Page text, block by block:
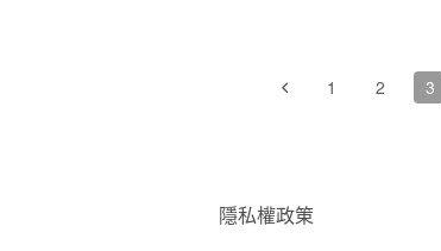
1 2 3
隱私權政䇿